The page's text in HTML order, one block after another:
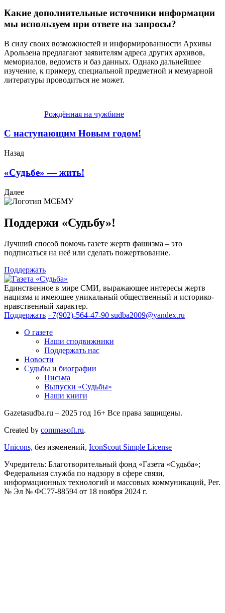
Какие дополнительные источники информации
мы используем при ответе на запросы?
В силу своих возможностей и информированности Архивы
Арользена предлагают заявителям адреса других архивов,
мемориалов, ведомств и баз данных. Однако дальнейшее
изучение, к примеру, специальной предметной и мемуарной
литературы проводиться не может.
Рождённая на чужбине
С наступающим Новым годом!
Назад
«Судьбе» — жить!
Далее
Поддержи «Судьбу»!
Лучший способ помочь газете жертв фашизма – это
подписаться на неё или сделать пожертвование.
Поддержать
Единственное в мире СМИ, выражающее интересы жертв
нацизма и имеющее уникальный общественный и историко-
нравственный характер.
Поддержать +7(902)-564-47-90 sudba2009@yandex.ru
О газете
Наши сподвижники
Поддержать нас
Новости
Судьбы и биографии
Письма
Выпуски «Судьбы»
Наши книги
Gazetasudba.ru – 2025 год 16+ Все права защищены.
Created by commasoft.ru.
Unicons, без изменений, IconScout Simple License
Учредитель: Благотворительный фонд «Газета «Судьба»;
Федеральная служба по надзору в сфере связи,
информационных технологий и массовых коммуникаций, Рег.
№ Эл № ФС77-88594 от 18 ноября 2024 г.